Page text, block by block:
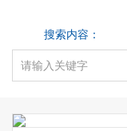
搜索内容：